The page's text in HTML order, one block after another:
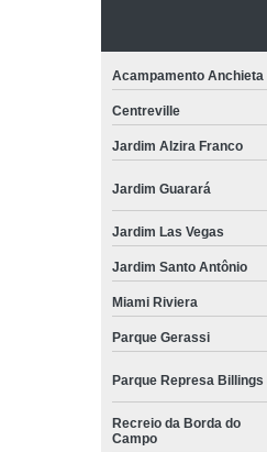
Acampamento Anchieta
Centreville
Jardim Alzira Franco
Jardim Guarará
Jardim Las Vegas
Jardim Santo Antônio
Miami Riviera
Parque Gerassi
Parque Represa Billings
Recreio da Borda do
Campo